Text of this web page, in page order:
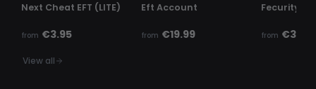
Next Cheat EFT (LITE)
from €3.95
Eft Account
from €19.99
Fecurity -
from €3.99
View all